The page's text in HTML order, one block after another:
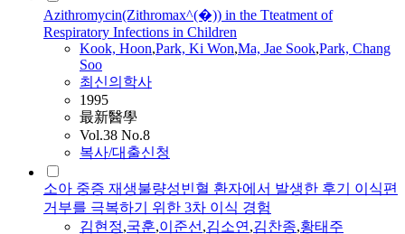
Azithromycin(Zithromax^(�)) in the Tteatment of
Respiratory Infections in Children
Kook, Hoon,Park, Ki Won,Ma, Jae Sook,Park, Chang
Soo
최신의학사
1995
最新醫學
Vol.38 No.8
복사/대출신청
소아 중증 재생불량성빈혈 환자에서 발생한 후기 이식편
거부를 극복하기 위한 3차 이식 경험
김현정,국훈,이준선,김소연,김찬종,황태주